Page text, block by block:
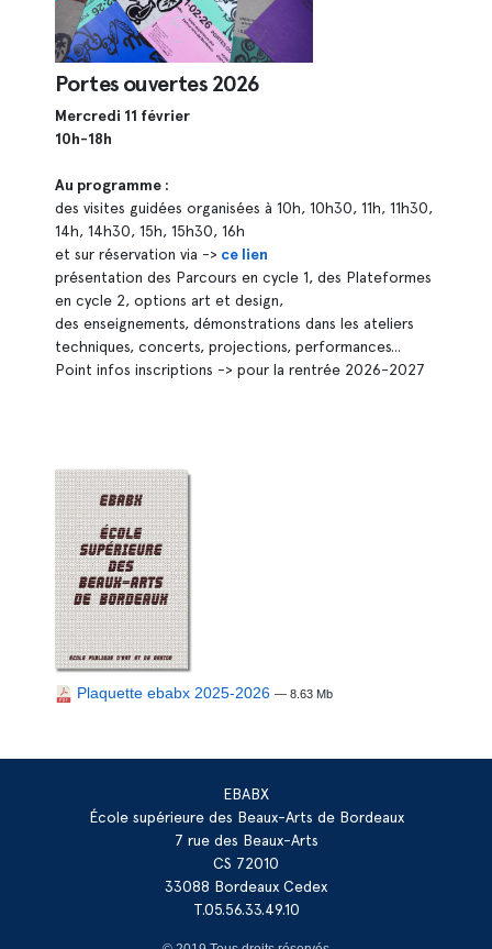
Portes ouvertes 2026
Mercredi 11 février
10h-18h
Au programme :
des visites guidées organisées à 10h, 10h30, 11h, 11h30,
14h, 14h30, 15h, 15h30, 16h
et sur réservation via -> ce lien
présentation des Parcours en cycle 1, des Plateformes
en cycle 2, options art et design,
des enseignements, démonstrations dans les ateliers
techniques, concerts, projections, performances...
Point infos inscriptions -> pour la rentrée 2026-2027
Plaquette ebabx 2025-2026 — 8.63 Mb
EBABX
École supérieure des Beaux-Arts de Bordeaux
7 rue des Beaux-Arts
CS 72010
33088 Bordeaux Cedex
T.05.56.33.49.10